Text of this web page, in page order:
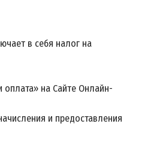
в себя налог на
оплата» на Сайте Онлайн-
и предоставления